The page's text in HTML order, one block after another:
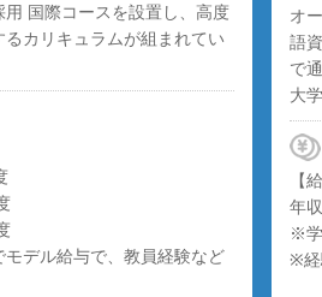
用 国際コースを設置し、高度
るカリキュラムが組まれてい
デル給与で、教員経験など
オ
語
で
大
【
年
※
※経